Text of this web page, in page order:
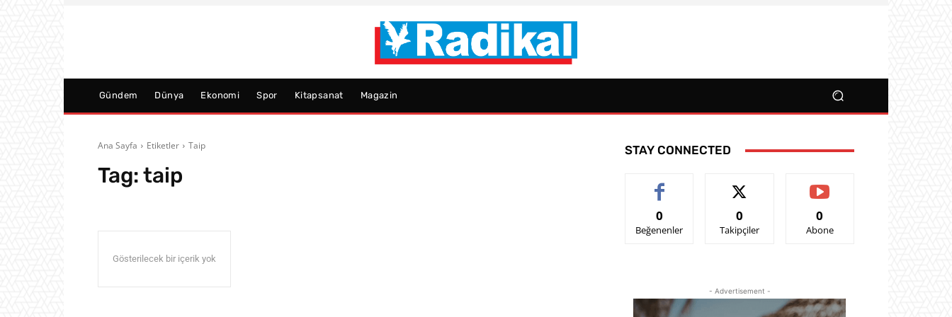
Gündem Dünya Ekonomi Spor Kitapsanat Magazin
Ana Sayfa Etiketler Taip
Tag:taip
Gösterilecek bir içerik yok
STAY CONNECTED
0
Beğenenler
0
Takipçiler
0
Abone
- Advertisement -